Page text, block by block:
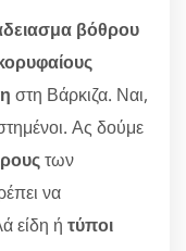
βόθρου
στη Βάρκιζα. Ναι,
Ας δούμε
των
να
είδη ή τύποι